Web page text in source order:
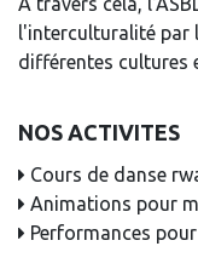
l'interculturalité par
différentes cultures
NOS ACTIVITES​
Cours de danse
Animations pour
Performances